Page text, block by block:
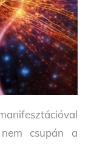
csupán a